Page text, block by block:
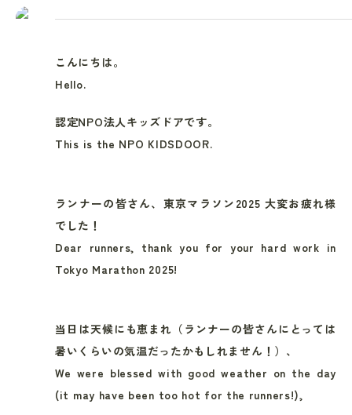
こんにちは。
Hello.
認定NPO法人キッズドアです。
This is the NPO KIDSDOOR.
ランナーの皆さん、東京マラソン2025 大変お疲れ様
でした！
Dear runners, thank you for your hard work in
Tokyo Marathon 2025!
当日は天候にも恵まれ（ランナーの皆さんにとっては
暑いくらいの気温だったかもしれません！）、
We were blessed with good weather on the day
(it may have been too hot for the runners!),